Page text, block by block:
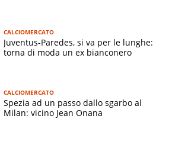
CALCIOMERCATO
Juventus-Paredes, si va per le lunghe:
torna di moda un ex bianconero
CALCIOMERCATO
Spezia ad un passo dallo sgarbo al
Milan: vicino Jean Onana